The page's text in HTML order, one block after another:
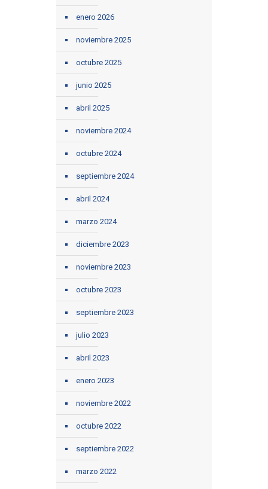
enero 2026
noviembre 2025
octubre 2025
junio 2025
abril 2025
noviembre 2024
octubre 2024
septiembre 2024
abril 2024
marzo 2024
diciembre 2023
noviembre 2023
octubre 2023
septiembre 2023
julio 2023
abril 2023
enero 2023
noviembre 2022
octubre 2022
septiembre 2022
marzo 2022